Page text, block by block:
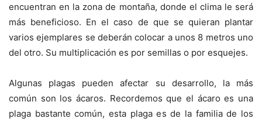
encuentran en la zona de montaña, donde el clima le será
más beneficioso. En el caso de que se quieran plantar
varios ejemplares se deberán colocar a unos 8 metros uno
del otro. Su multiplicación es por semillas o por esquejes.
Algunas plagas pueden afectar su desarrollo, la más
común son los ácaros. Recordemos que el ácaro es una
plaga bastante común, esta plaga es de la familia de los